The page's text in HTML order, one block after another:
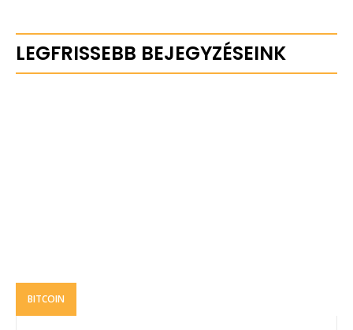
LEGFRISSEBB BEJEGYZÉSEINK
BITCOIN